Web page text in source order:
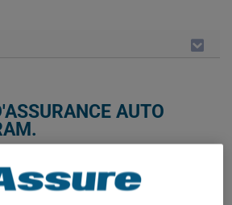
AUTO
suffisamment de données
ce véhicule.